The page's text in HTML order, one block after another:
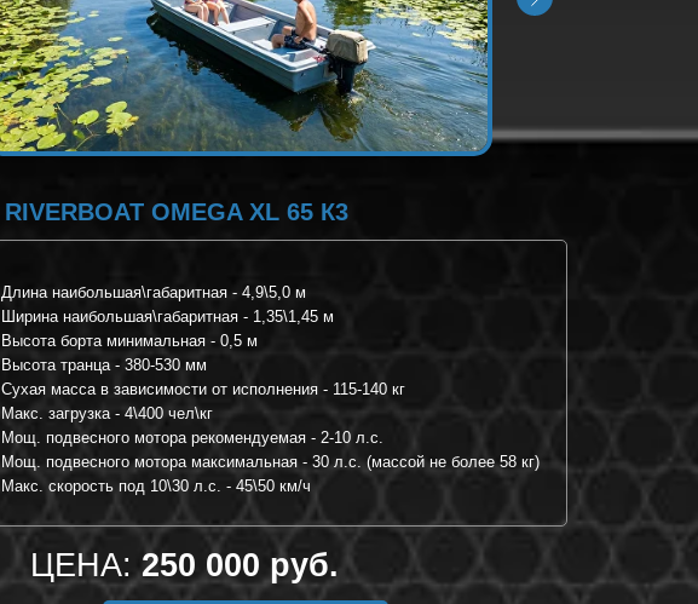
ЦЕНА:250 000 руб.
Длина наибольшая\габаритная - 4,9\5,0 м
Ширина наибольшая\габаритная - 1,35\1,45 м
Высота борта минимальная - 0,5 м
Высота транца - 380-530 мм
Сухая масса в зависимости от исполнения - 115-140 кг
Макс. загрузка - 4\400 чел\кг
Мощ. подвесного мотора рекомендуемая - 2-10 л.с.
Мощ. подвесного мотора максимальная - 30 л.с. (массой не более 58 кг)
Макс. скорость под 10\30 л.с. - 45\50 км/ч
RIVERBOAT OMEGA XL 65 К3